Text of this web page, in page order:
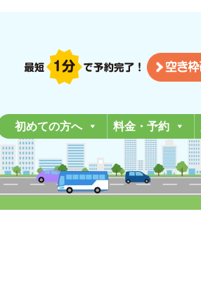
初めての方へ 料金・予約